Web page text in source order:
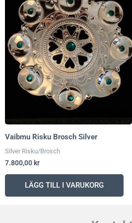
Vaibmu Risku Brosch Silver
Silver Risku/Brosch
7.800,00 kr
LÄGG TILL I VARUKORG